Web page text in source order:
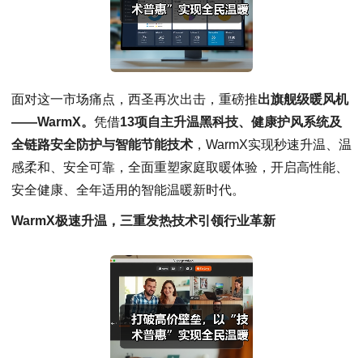
面对这一市场痛点，西圣再次出击，重磅推出旗舰级暖风机
——WarmX。 凭借13项自主升温黑科技、健康护风系统及
全链路安全防护与智能节能技术 ，WarmX实现秒速升温、温
感柔和、安全可靠，全面重塑家庭取暖体验，开启高性能、
安全健康、全年适用的智能温暖新时代。
WarmX极速升温，三重发热技术引领行业革新